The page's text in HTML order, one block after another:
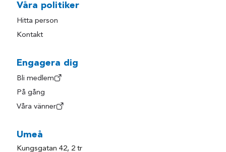
Våra politiker
Hitta person
Kontakt
Engagera dig
Bli medlem
På gång
Våra vänner
Umeå
Kungsgatan 42, 2 tr